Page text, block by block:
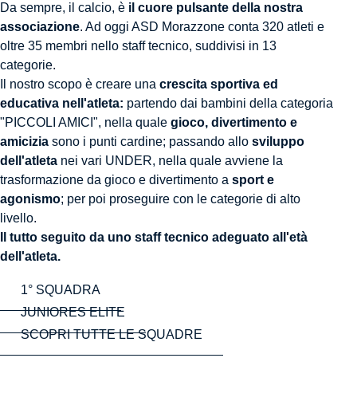
Da sempre, il calcio, è il cuore pulsante della nostra
associazione. Ad oggi ASD Morazzone conta 320 atleti e
oltre 35 membri nello staff tecnico, suddivisi in 13
categorie.
Il nostro scopo è creare una crescita sportiva ed
educativa nell'atleta: partendo dai bambini della categoria
"PICCOLI AMICI", nella quale gioco, divertimento e
amicizia sono i punti cardine; passando allo sviluppo
dell'atleta nei vari UNDER, nella quale avviene la
trasformazione da gioco e divertimento a sport e
agonismo; per poi proseguire con le categorie di alto
livello.
Il tutto seguito da uno staff tecnico adeguato all'età
dell'atleta.
1° SQUADRA
JUNIORES ELITE
SCOPRI TUTTE LE SQUADRE